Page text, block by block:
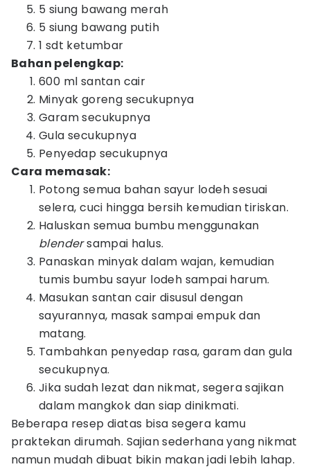
5 siung bawang merah
5 siung bawang putih
1 sdt ketumbar
Bahan pelengkap:
600 ml santan cair
Minyak goreng secukupnya
Garam secukupnya
Gula secukupnya
Penyedap secukupnya
Cara memasak:
Potong semua bahan sayur lodeh sesuai
selera, cuci hingga bersih kemudian tiriskan.
Haluskan semua bumbu menggunakan
blendersampai halus.
Panaskan minyak dalam wajan, kemudian
tumis bumbu sayur lodeh sampai harum.
Masukan santan cair disusul dengan
sayurannya, masak sampai empuk dan
matang.
Tambahkan penyedap rasa, garam dan gula
secukupnya.
Jika sudah lezat dan nikmat, segera sajikan
dalam mangkok dan siap dinikmati.
Beberapa resep diatas bisa segera kamu
praktekan dirumah. Sajian sederhana yang nikmat
namun mudah dibuat bikin makan jadi lebih lahap.